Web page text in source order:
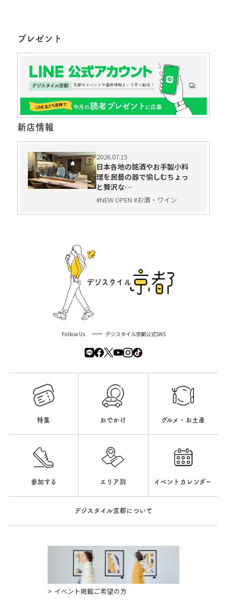
プレゼント
新店情報
2026.07.15
日本各地の銘酒やお手製小料
理を民藝の器で愉しむちょっ
と贅沢な…
#NEW OPEN #お酒・ワイン
Follow Us デジスタイル京都公式SNS
特集 おでかけ グルメ・お土産
参加する エリア別 イベントカレンダー
デジスタイル京都について
イベント掲載ご希望の方